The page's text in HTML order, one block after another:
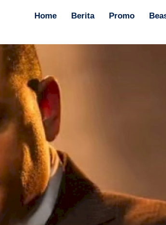
Home Berita Promo